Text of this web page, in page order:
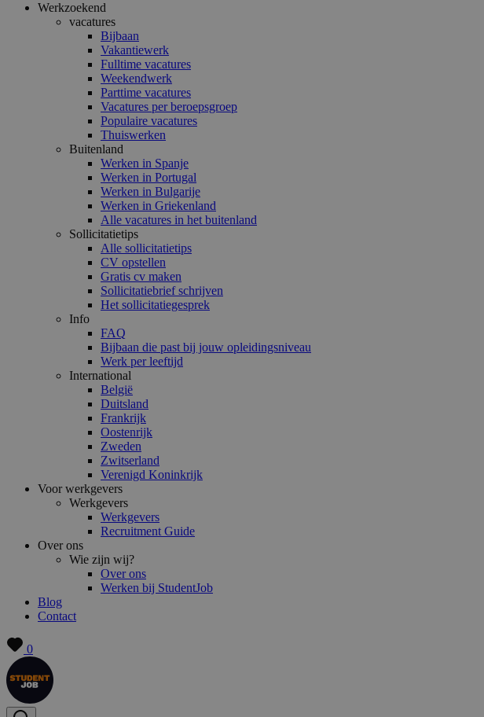
Werkzoekend
vacatures
Bijbaan
Vakantiewerk
Fulltime vacatures
Weekendwerk
Parttime vacatures
Vacatures per beroepsgroep
Populaire vacatures
Thuiswerken
Buitenland
Werken in Spanje
Werken in Portugal
Werken in Bulgarije
Werken in Griekenland
Alle vacatures in het buitenland
Sollicitatietips
Alle sollicitatietips
CV opstellen
Gratis cv maken
Sollicitatiebrief schrijven
Het sollicitatiegesprek
Info
FAQ
Bijbaan die past bij jouw opleidingsniveau
Werk per leeftijd
International
België
Duitsland
Frankrijk
Oostenrijk
Zweden
Zwitserland
Verenigd Koninkrijk
Voor werkgevers
Werkgevers
Werkgevers
Recruitment Guide
Over ons
Wie zijn wij?
Over ons
Werken bij StudentJob
Blog
Contact
0